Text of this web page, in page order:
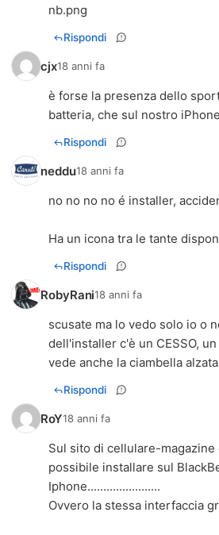
nb.png
Rispondi
cjx18 anni fa
è forse la presenza dello
batteria, che sul nostro
Rispondi
neddu18 anni fa
no no no no é installer,
Ha un icona tra le tante
Rispondi
RobyRani18 anni fa
scusate ma lo vedo solo io o
dell'installer c'è un CESSO,
vede anche la ciambella
Rispondi
RoY18 anni fa
Sul sito di cellulare-
possibile installare sul
Iphone.......................
Ovvero la stessa interfaccia